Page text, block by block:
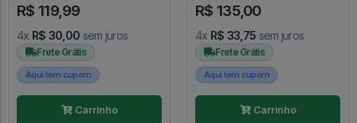
R$ 119,99
4x R$ 30,00 sem juros
Frete Grátis
Aqui tem cupom
Carrinho
R$ 135,00
4x R$ 33,75 sem juros
Frete Grátis
Aqui tem cupom
Carrinho